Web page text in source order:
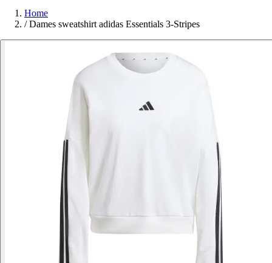
Home
/ Dames sweatshirt adidas Essentials 3-Stripes